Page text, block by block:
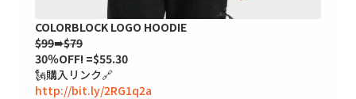
COLORBLOCK LOGO HOODIE
$99➠$79
30％OFF! =$55.30
🗽購入リンク🔗
http://bit.ly/2RG1q2a